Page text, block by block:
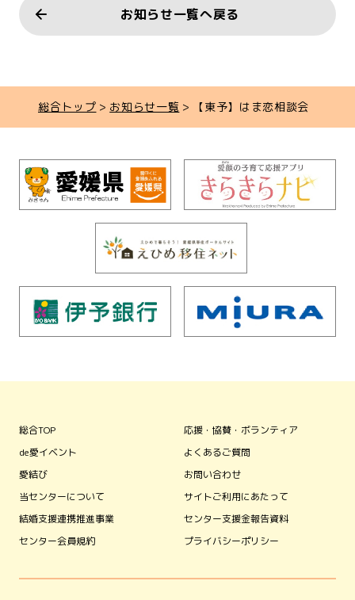
お知らせ一覧へ戻る
総合トップ お知らせ一覧 【東予】はま恋相談会
総合TOP
de愛イベント
愛結び
当センターについて
結婚支援連携推進事業
センター会員規約
応援・協賛・ボランティア
よくあるご質問
お問い合わせ
サイトご利用にあたって
センター支援金報告資料
プライバシーポリシー